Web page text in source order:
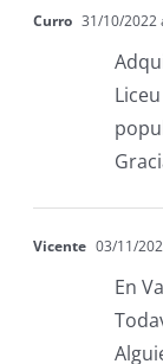
Curro 31/10/2022
Vicente 03/11/
En